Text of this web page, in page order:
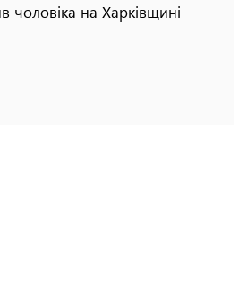
чоловіка на Харківщині